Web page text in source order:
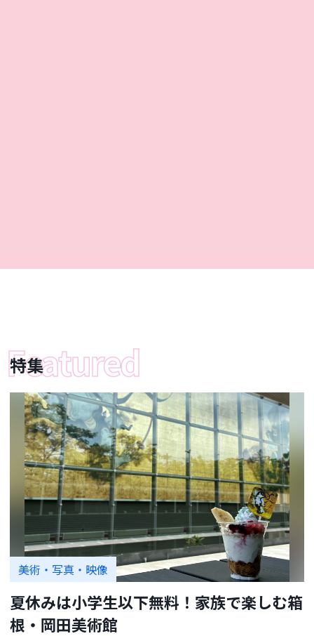
特集
美術・写真・映像
夏休みは小学生以下無料！家族で楽しむ箱
根・岡田美術館